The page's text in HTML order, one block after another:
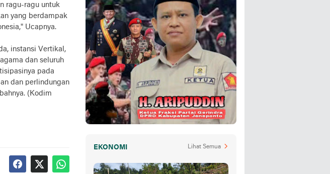
ragu-ragu untuk
yang berdampak
Ucapnya.
instansi Vertikal,
dan seluruh
pada
dan perlindungan
(Kodim
EKONOMI Lihat Semua